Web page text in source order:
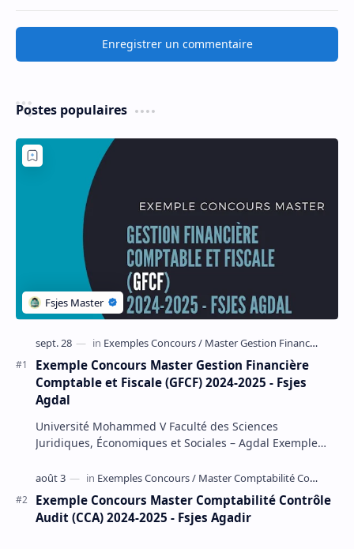
Enregistrer un commentaire
Enregistrer un commentaire
Postes populaires
Exemple Concours Master Gestion Financière
Agdal
Université Mohammed V Faculté des Sciences
Juridiques, Économiques et Sociales – Agdal Exemple